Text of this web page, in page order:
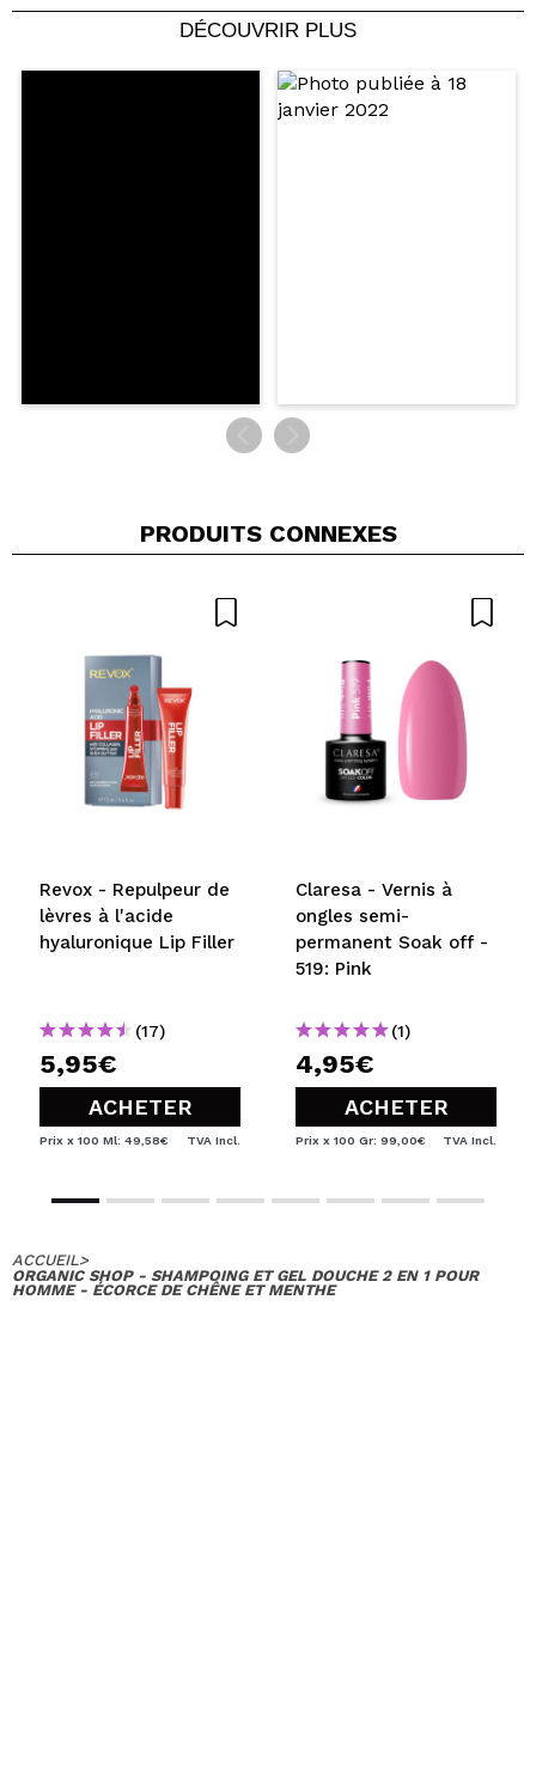
DÉCOUVRIR PLUS
PRODUITS CONNEXES
Revox - Repulpeur de
lèvres à l'acide
hyaluronique Lip Filler
(17)
5,95€
ACHETER
Prix x 100 Ml: 49,58€ TVA Incl.
Claresa - Vernis à
ongles semi-
permanent Soak off -
519: Pink
(1)
4,95€
ACHETER
Prix x 100 Gr: 99,00€ TVA Incl.
ACCUEIL>
ORGANIC SHOP - SHAMPOING ET GEL DOUCHE 2 EN 1 POUR
HOMME - ÉCORCE DE CHÊNE ET MENTHE